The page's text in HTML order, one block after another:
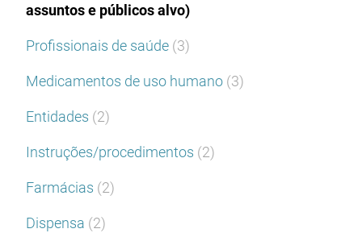
assuntos e públicos alvo)
Profissionais de saúde (3)
Medicamentos de uso humano (3)
Entidades (2)
Instruções/procedimentos (2)
Farmácias (2)
Dispensa (2)